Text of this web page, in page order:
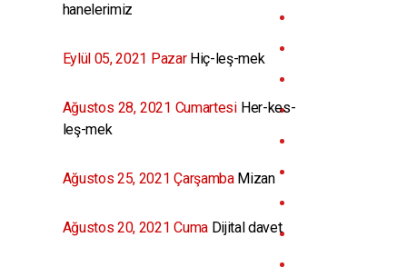
hanelerimiz
Eylül 05, 2021 PazarHiç-leş-mek
Ağustos 28, 2021 CumartesiHer-kes-
leş-mek
Ağustos 25, 2021 ÇarşambaMizan
Ağustos 20, 2021 CumaDijital davet